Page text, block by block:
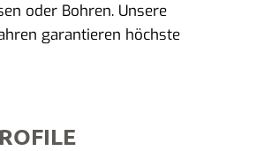
oder Bohren. Unsere
garantieren höchste